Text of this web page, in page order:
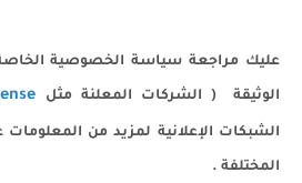
عليك مراجعة سياسة الخصوصية
الوثيقة ( الشركات المعلنة مثل
الشبكات الإعلانية لمزيد من
المختلفة .